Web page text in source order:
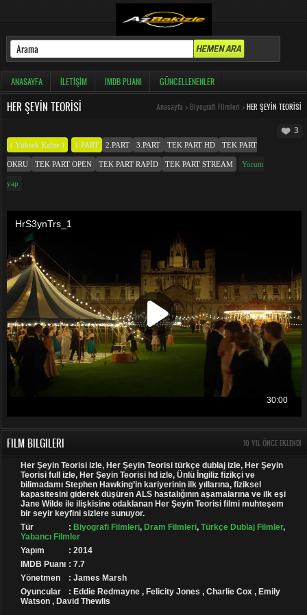
ANASAYFA İLETIŞIM İMDB PUANI GÜNCELLENENLER
HER ŞEYIN TEORISI Anasayfa > Biyografi Filmleri > HER ŞEYIN TEORISI
3
( Yüksek Kalite ) 1.PART 2.PART 3.PART TEK PART HD TEK PART
OKRU TEK PART OPEN TEK PART RAPID TEK PART STREAM Yorum
yap
FILM BILGILERI 10 YIL ÖNCE EKLENDI
Her Şeyin Teorisi izle, Her Şeyin Teorisi türkçe dublaj izle, Her Şeyin
Teorisi full izle, Her Şeyin Teorisi hd izle, Ünlü İngiliz fizikçi ve
bilimadamı Stephen Hawking’in kariyerinin ilk yıllarına, fiziksel
kapasitesini giderek düşüren ALS hastalığının aşamalarına ve ilk eşi
Jane Wilde ile ilişkisine odaklanan Her Şeyin Teorisi filmi muhteşem
bir seyir keyfini sizlere sunuyor.
Tür
: Biyografi Filmleri, Dram Filmleri, Türkçe Dublaj Filmler,
Yabancı Filmler
Yapım
: 2014
IMDB Puanı : 7.7
Yönetmen
: James Marsh
Oyuncular
: Eddie Redmayne , Felicity Jones , Charlie Cox , Emily
Watson , David Thewlis